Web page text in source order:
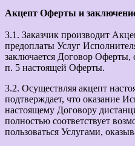
Акцепт Оферты и
3.1. Заказчик производит
предоплаты Услуг
заключается Договор
п. 5 настоящей Оферты.
3.2. Осуществляя акцепт
подтверждает, что оказание
настоящему Договору
полностью соответствует
пользоваться Услугами,